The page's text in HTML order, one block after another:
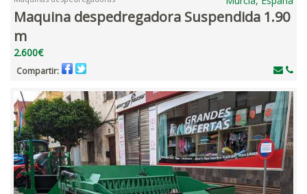
Maquina despedregadora Suspendida 1.90
m
2.600€
Compartir: